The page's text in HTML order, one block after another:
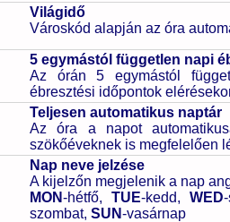
Világidő
Városkód alapján az óra
5 egymástól független napi
Az órán 5 egymástól
ébresztési időpontok
Teljesen automatikus naptár
Az óra a napot
szökőéveknek is megfelelően
Nap neve jelzése
A kijelzőn megjelenik a nap
MON-hétfő, TUE-kedd, WED
szombat, SUN-vasárnap